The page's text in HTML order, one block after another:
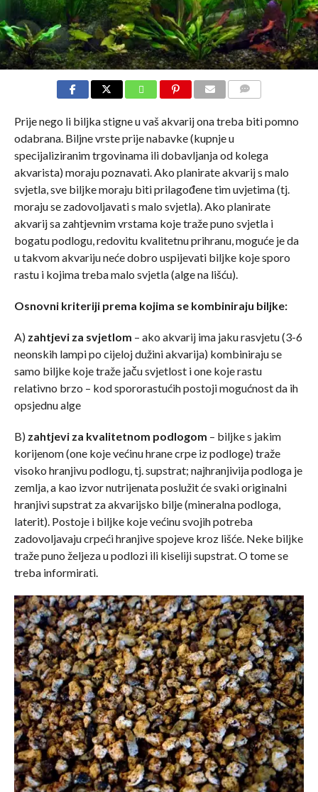
Prije nego li biljka stigne u vaš akvarij ona treba biti pomno
odabrana. Biljne vrste prije nabavke (kupnje u
specijaliziranim trgovinama ili dobavljanja od kolega
akvarista) moraju poznavati. Ako planirate akvarij s malo
svjetla, sve biljke moraju biti prilagođene tim uvjetima (tj.
moraju se zadovoljavati s malo svjetla). Ako planirate
akvarij sa zahtjevnim vrstama koje traže puno svjetla i
bogatu podlogu, redovitu kvalitetnu prihranu, moguće je da
u takvom akvariju neće dobro uspijevati biljke koje sporo
rastu i kojima treba malo svjetla (alge na lišću).
Osnovni kriteriji prema kojima se kombiniraju biljke:
A)zahtjevi za svjetlom – ako akvarij ima jaku rasvjetu (3-6
neonskih lampi po cijeloj dužini akvarija) kombiniraju se
samo biljke koje traže jaču svjetlost i one koje rastu
relativno brzo – kod spororastućih postoji mogućnost da ih
opsjednu alge
B)zahtjevi za kvalitetnom podlogom – biljke s jakim
korijenom (one koje većinu hrane crpe iz podloge) traže
visoko hranjivu podlogu, tj. supstrat; najhranjivija podloga je
zemlja, a kao izvor nutrijenata poslužit će svaki originalni
hranjivi supstrat za akvarijsko bilje (mineralna podloga,
laterit). Postoje i biljke koje većinu svojih potreba
zadovoljavaju crpeći hranjive spojeve kroz lišće. Neke biljke
traže puno željeza u podlozi ili kiseliji supstrat. O tome se
treba informirati.